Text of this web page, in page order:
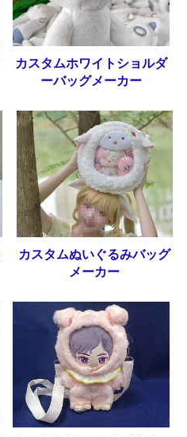
カスタムホワイトショルダ
ーバッグメーカー
カスタムぬいぐるみバッグ
メーカー